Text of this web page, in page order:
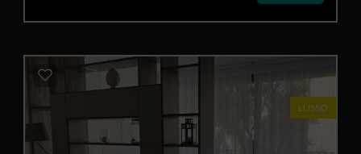
LUSSO